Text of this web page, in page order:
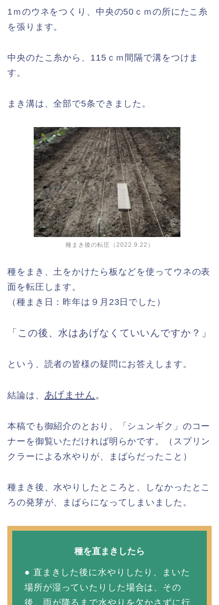
1ｍのウネをつくり、中央の50ｃｍの所にたこ糸
を張ります。
中央のたこ糸から、115ｃｍ間隔で溝をつけま
す。
まき溝は、全部で5条できました。
種まき後の転圧（2022.9.22）
種をまき、土をかけたら板などを使ってウネの表
面を転圧します。
（種まき日：昨年は９月23日でした）
「この後、水はあげなくていいんですか？」
という、読者の皆様の疑問にお答えします。
結論は、 あげません。
本稿でも御紹介のとおり、「シュンギク」のコー
ナーを御覧いただければ明らかです。（スプリン
クラーによる水やりが、まばらだったこと）
種まき後、水やりしたところと、しなかったとこ
ろの発芽が、まばらになってしまいました。
種を直まきしたら
● 直まきした後に水やりしたり、まいた
場所が湿っていたりした場合は、その
後、雨が降るまで水やりを欠かさずに行